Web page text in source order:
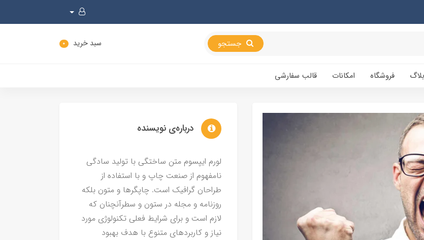
سبد خرید 0
فروشگاه امکانات قالب سفارشی
درباره‌ی نویسنده
لورم ایپسوم متن ساختگی با تولید سادگی
نامفهوم از صنعت چاپ و با استفاده از
طراحان گرافیک است. چاپگرها و متون بلکه
روزنامه و مجله در ستون و سطرآنچنان که
لازم است و برای شرایط فعلی تکنولوژی مورد
نیاز و کاربردهای متنوع با هدف بهبود